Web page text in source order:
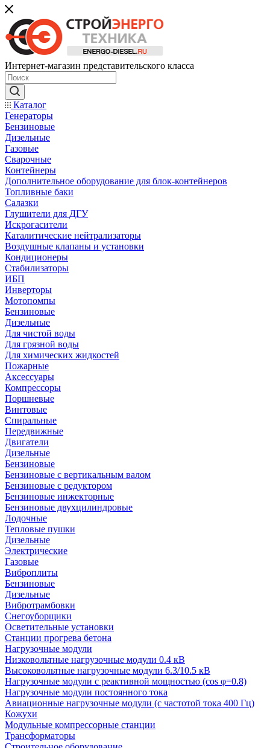
Интернет-магазин представительского класса
Каталог
Генераторы
Бензиновые
Дизельные
Газовые
Сварочные
Контейнеры
Дополнительное оборудование для блок-контейнеров
Топливные баки
Салазки
Глушители для ДГУ
Искрогасители
Каталитические нейтрализаторы
Воздушные клапаны и установки
Кондиционеры
Стабилизаторы
ИБП
Инверторы
Мотопомпы
Бензиновые
Дизельные
Для чистой воды
Для грязной воды
Для химических жидкостей
Пожарные
Аксессуары
Компрессоры
Поршневые
Винтовые
Спиральные
Передвижные
Двигатели
Дизельные
Бензиновые
Бензиновые с вертикальным валом
Бензиновые с редуктором
Бензиновые инжекторные
Бензиновые двухцилиндровые
Лодочные
Тепловые пушки
Дизельные
Электрические
Газовые
Виброплиты
Бензиновые
Дизельные
Вибротрамбовки
Снегоуборщики
Осветительные установки
Станции прогрева бетона
Нагрузочные модули
Низковольтные нагрузочные модули 0.4 кВ
Высоковольтные нагрузочные модули 6.3/10.5 кВ
Нагрузочные модули с реактивной мощностью (cos φ=0.8)
Нагрузочные модули постоянного тока
Авиационные нагрузочные модули (с частотой тока 400 Гц)
Кожухи
Модульные компрессорные станции
Трансформаторы